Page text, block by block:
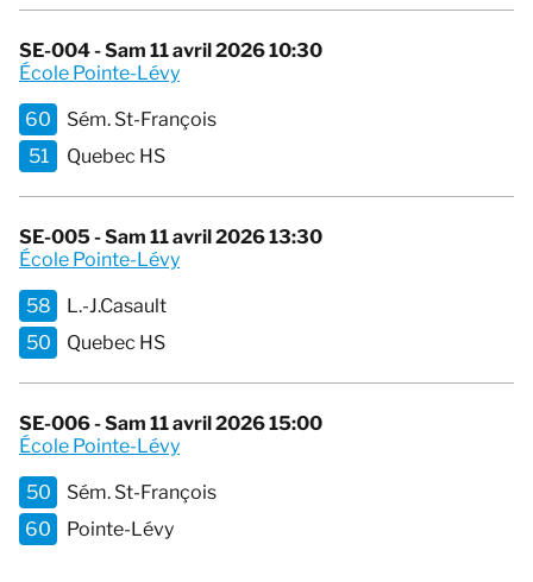
SE-004 - Sam 11 avril 2026 10:30
École Pointe-Lévy
60
Sém. St-François
51
Quebec HS
SE-005 - Sam 11 avril 2026 13:30
École Pointe-Lévy
58
L.-J.Casault
50
Quebec HS
SE-006 - Sam 11 avril 2026 15:00
École Pointe-Lévy
50
Sém. St-François
60
Pointe-Lévy